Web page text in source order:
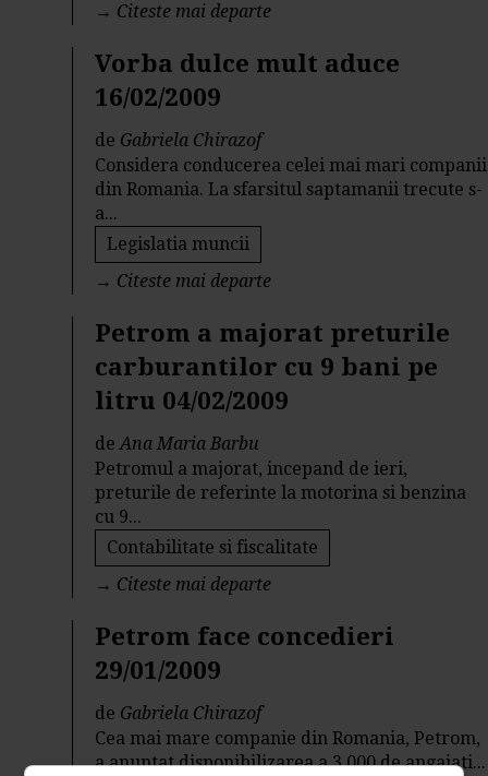
→ Citeste mai departe
Vorba dulce mult aduce
16/02/2009
de Gabriela Chirazof
Considera conducerea celei mai mari companii
din Romania. La sfarsitul saptamanii trecute s-
a...
Legislatia muncii
→ Citeste mai departe
Petrom a majorat preturile
carburantilor cu 9 bani pe
litru 04/02/2009
deAna Maria Barbu
Petromul a majorat, incepand de ieri,
preturile de referinte la motorina si benzina
cu 9...
Contabilitate si fiscalitate
→ Citeste mai departe
Petrom face concedieri
29/01/2009
de Gabriela Chirazof
Cea mai mare companie din Romania, Petrom,
a anuntat disponibilizarea a 3.000 de angajati...